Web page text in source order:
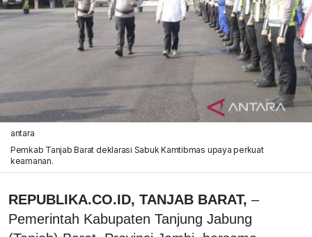
antara
Pemkab Tanjab Barat deklarasi Sabuk Kamtibmas upaya perkuat
keamanan.
REPUBLIKA.CO.ID, TANJAB BARAT, –
Pemerintah Kabupaten Tanjung Jabung